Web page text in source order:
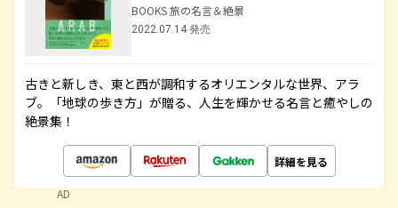
BOOKS 旅の名言＆絶景
2022.07.14 発売
古きと新しき、東と西が調和するオリエンタルな世界、アラ
ブ。「地球の歩き方」が贈る、人生を輝かせる名言と癒やしの
絶景集！
詳細を見る
AD